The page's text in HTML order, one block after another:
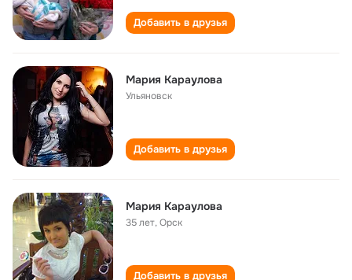
Добавить в друзья
Мария Караулова
Ульяновск
Добавить в друзья
Мария Караулова
35 лет,Орск
Добавить в друзья